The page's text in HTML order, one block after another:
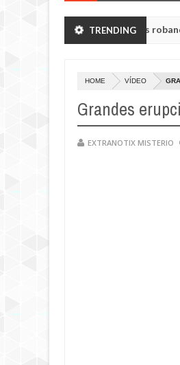
TRENDING
a humanoides enanos robando
HOME VÍDEO
Grandes
EXTRANOTIX MISTERIO